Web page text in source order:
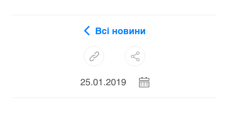
Всі новини
25.01.2019